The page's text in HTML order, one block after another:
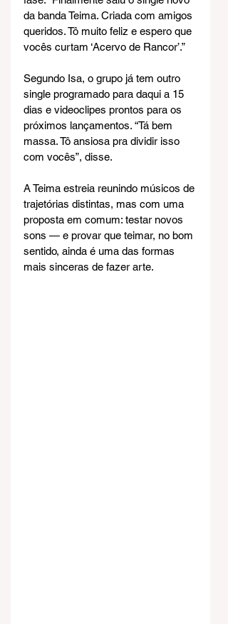
da banda Teima. Criada com amigos
queridos. Tô muito feliz e espero que
vocês curtam ‘Acervo de Rancor’.”
Segundo Isa, o grupo já tem outro
single programado para daqui a 15
dias e videoclipes prontos para os
próximos lançamentos. “Tá bem
massa. Tô ansiosa pra dividir isso
com vocês”, disse.
A Teima estreia reunindo músicos de
trajetórias distintas, mas com uma
proposta em comum: testar novos
sons — e provar que teimar, no bom
sentido, ainda é uma das formas
mais sinceras de fazer arte.